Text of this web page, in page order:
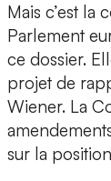
Mais c’est la
Parlement
ce dossier.
projet de
Wiener. La
sur la